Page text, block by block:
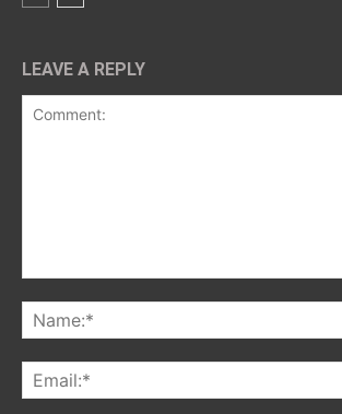
LEAVE A REPLY